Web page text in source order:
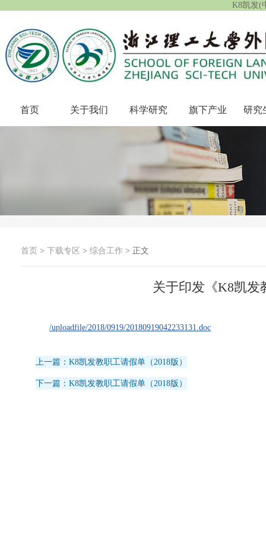
K8凯发(
首页 关于我们 科学研究 旗下产业 研究
首页 > 下载专区 > 综合工作 > 正文
关于印发《K8凯发
/uploadfile/2018/0919/20180919042233131.doc
上一篇：K8凯发教职工请假单（2018版）
下一篇：K8凯发教职工请假单（2018版）